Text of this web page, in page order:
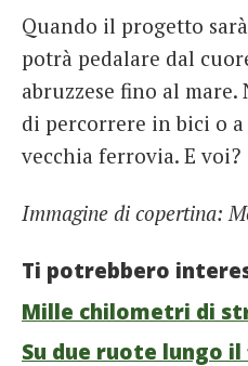
Quando il progetto
potrà pedalare dal
abruzzese fino al mare.
di percorrere in bici o
vecchia ferrovia. E voi?
Immagine di copertina:
Ti potrebbero
Mille chilometri di
Su due ruote lungo